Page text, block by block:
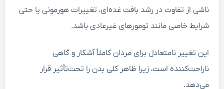
ناشی از تفاوت در رشد بافت غده‌ای، تغییرات هورمونی یا حتی
شرایط خاصی مانند تومورهای غیرعادی باشد.
این تغییر نامتعادل برای مردان کاملاً آشکار و گاهی
ناراحت‌کننده است، زیرا ظاهر کلی بدن را تحت‌تأثیر قرار
می‌دهد.